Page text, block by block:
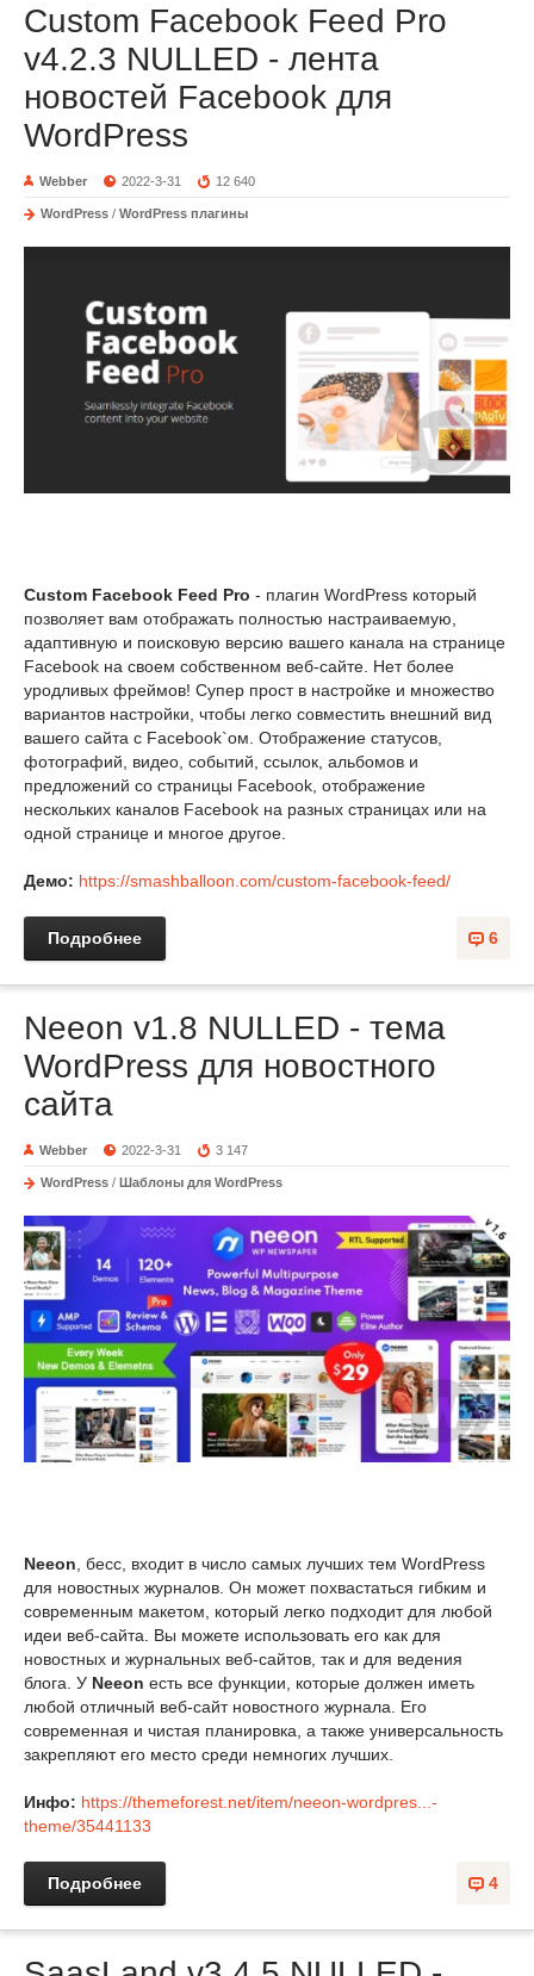
Custom Facebook Feed Pro
v4.2.3 NULLED - лента
новостей Facebook для
WordPress
Webber 2022-3-31 12 640
WordPress / WordPress плагины
Custom Facebook Feed Pro - плагин WordPress который
позволяет вам отображать полностью настраиваемую,
адаптивную и поисковую версию вашего канала на странице
Facebook на своем собственном веб-сайте. Нет более
уродливых фреймов! Супер прост в настройке и множество
вариантов настройки, чтобы легко совместить внешний вид
вашего сайта с Facebook`ом. Отображение статусов,
фотографий, видео, событий, ссылок, альбомов и
предложений со страницы Facebook, отображение
нескольких каналов Facebook на разных страницах или на
одной странице и многое другое.
Демо: https://smashballoon.com/custom-facebook-feed/
6
Подробнее
Neeon v1.8 NULLED - тема
WordPress для новостного
сайта
Webber 2022-3-31 3 147
WordPress / Шаблоны для WordPress
Neeon, бесс, входит в число самых лучших тем WordPress
для новостных журналов. Он может похвастаться гибким и
современным макетом, который легко подходит для любой
идеи веб-сайта. Вы можете использовать его как для
новостных и журнальных веб-сайтов, так и для ведения
блога. У Neeon есть все функции, которые должен иметь
любой отличный веб-сайт новостного журнала. Его
современная и чистая планировка, а также универсальность
закрепляют его место среди немногих лучших.
Инфо: https://themeforest.net/item/neeon-wordpres...-
theme/35441133
4
Подробнее